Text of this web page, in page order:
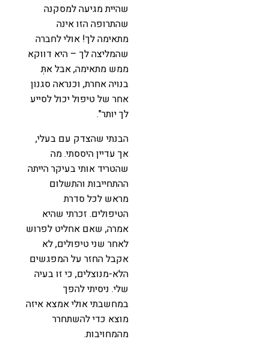
שהיית מגיעה למסקנה
שהתרופה הזו אינה
מתאימה לך! אולי לחברה
שהמליצה לך – היא דווקא
ממש מתאימה, אבל אתְּ
בנויה אחרת, וכנראה סגנון
אחר של טיפול יכול לסייע
לך יותר".
הבנתי שהצדק עם בעלי,
אך עדיין היססתי. מה
שהטריד אותי בעיקר הייתה
ההתחייבות והתשלום
מראש לכל סדרת
הטיפולים. זכרתי שהיא
אמרה, שאם אחליט לפרוש
לאחר שני טיפולים, לא
אקבל החזר על המפגשים
הלא-מנוצלים, כי זו בעיה
שלי. ניסיתי להפך
במחשבתי אולי אמצא איזה
מוצא כדי להשתחרר
מהמחויבות.